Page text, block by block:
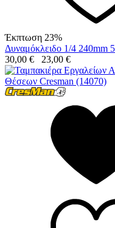
Έκπτωση 23%
Δυναμόκλειδο 1/4
30,00 € 23,00 €